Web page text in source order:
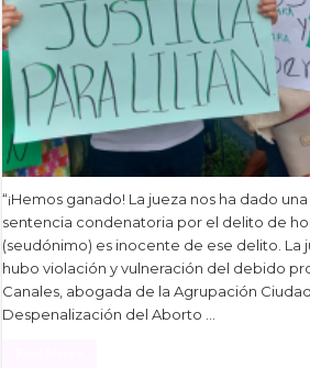
“¡Hemos ganado! La jueza nos ha dado
sentencia condenatoria por el delito de
(seudónimo) es inocente de ese delito. La
hubo violación y vulneración del debido
Canales, abogada de la Agrupación
Despenalización del Aborto …